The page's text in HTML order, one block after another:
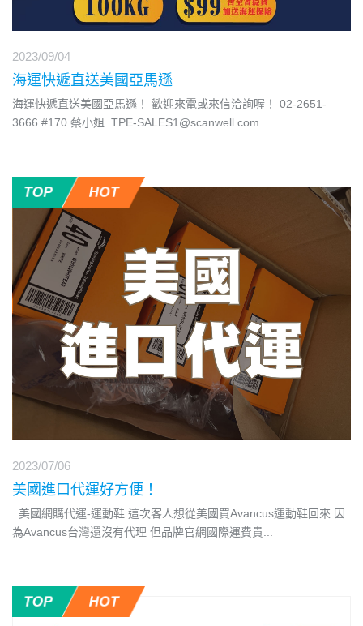
2023/09/04
海運快遞直送美國亞馬遜
海運快遞直送美國亞馬遜！ 歡迎來電或來信洽詢喔！ 02-2651-
3666 #170 蔡小姐 TPE-SALES1@scanwell.com
2023/07/06
美國進口代運好方便！
美國網購代運-運動鞋 這次客人想從美國買Avancus運動鞋回來 因
為Avancus台灣還沒有代理 但品牌官網國際運費貴